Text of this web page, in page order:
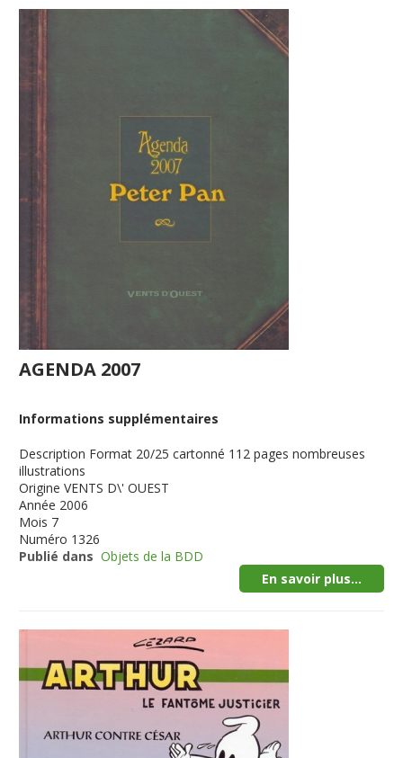
AGENDA 2007
Informations supplémentaires
Description Format 20/25 cartonné 112 pages nombreuses
illustrations
Origine VENTS D\' OUEST
Année 2006
Mois 7
Numéro 1326
Publié dans Objets de la BDD
En savoir plus...